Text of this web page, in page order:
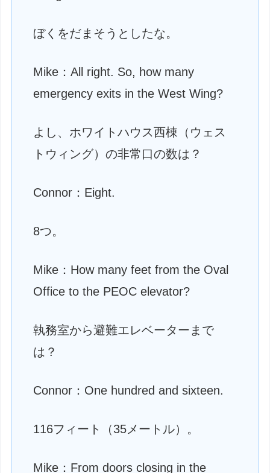
ぼくをだまそうとしたな。
Mike：All right. So, how many
emergency exits in the West Wing?
よし、ホワイトハウス西棟（ウェス
トウィング）の非常口の数は？
Connor：Eight.
8つ。
Mike：How many feet from the Oval
Office to the PEOC elevator?
執務室から避難エレベーターまで
は？
Connor：One hundred and sixteen.
116フィート（35メートル）。
Mike：From doors closing in the